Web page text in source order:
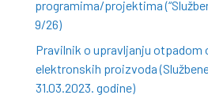
programima/projektima
9/26)
Pravilnik o upravljanju otpadom
elektronskih proizvoda
31.03.2023. godine)